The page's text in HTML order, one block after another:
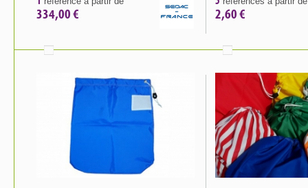
334,00 € 2,60 €